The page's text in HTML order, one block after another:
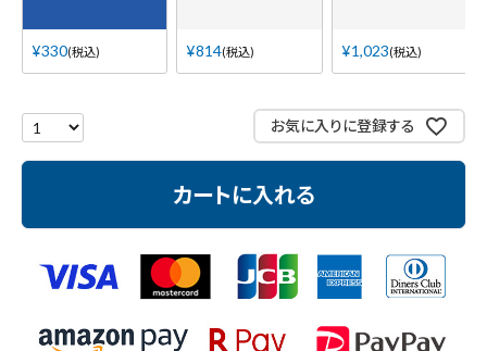
現場安全・運搬
¥330 税込 ¥814 税込 ¥1,023 税込
お気に入りに登録する
カートに入れる